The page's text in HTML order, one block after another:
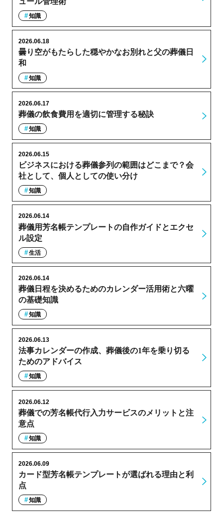
知識
曇り空がもたらした穏やかなお別れと父の葬儀日
和
2026.06.18
知識
葬儀の飲食費用を適切に管理する秘訣
2026.06.17
知識
ビジネスにおける葬儀参列の範囲はどこまで？会
社として、個人としての使い分け
2026.06.15
知識
葬儀用芳名帳テンプレートの自作ガイドとエクセ
ル設定
2026.06.14
生活
葬儀日程を決めるためのカレンダー活用術と六曜
の基礎知識
2026.06.14
知識
法事カレンダーの作成、葬儀後の1年を乗り切る
ためのアドバイス
2026.06.13
知識
葬儀での芳名帳代行入力サービスのメリットと注
意点
2026.06.12
知識
カード型芳名帳テンプレートが選ばれる理由と利
点
2026.06.09
知識